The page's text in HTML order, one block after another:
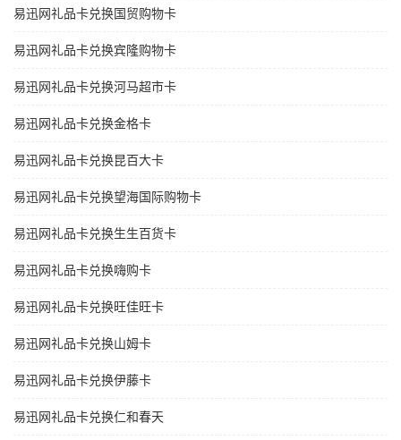
易迅网礼品卡兑换国贸购物卡
易迅网礼品卡兑换宾隆购物卡
易迅网礼品卡兑换河马超市卡
易迅网礼品卡兑换金格卡
易迅网礼品卡兑换昆百大卡
易迅网礼品卡兑换望海国际购物卡
易迅网礼品卡兑换生生百货卡
易迅网礼品卡兑换嗨购卡
易迅网礼品卡兑换旺佳旺卡
易迅网礼品卡兑换山姆卡
易迅网礼品卡兑换伊藤卡
易迅网礼品卡兑换仁和春天